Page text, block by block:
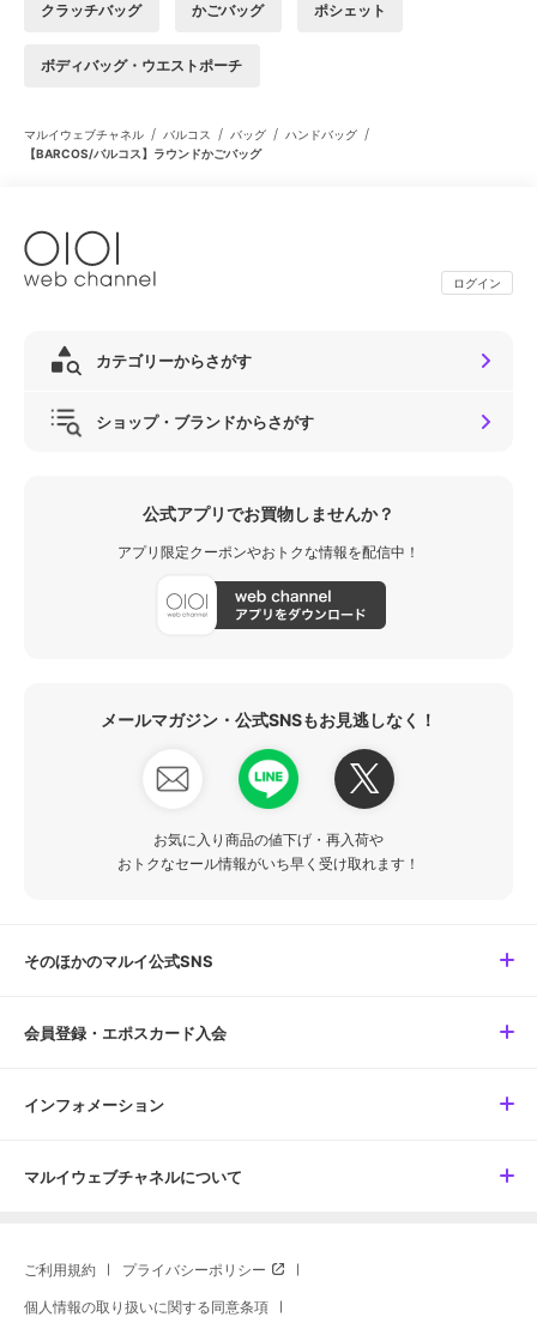
クラッチバッグ かごバッグ ポシェット
ボディバッグ・ウエストポーチ
マルイウェブチャネル / バルコス / バッグ / ハンドバッグ /
【BARCOS/バルコス】ラウンドかごバッグ
ログイン
カテゴリーからさがす
ショップ・ブランドからさがす
公式アプリでお買物しませんか？
アプリ限定クーポンやおトクな情報を配信中！
メールマガジン・公式SNSもお見逃しなく！
お気に入り商品の値下げ・再入荷や
おトクなセール情報がいち早く受け取れます！
そのほかのマルイ公式SNS
会員登録・エポスカード入会
インフォメーション
マルイウェブチャネルについて
ご利用規約 プライバシーポリシー
個人情報の取り扱いに関する同意条項